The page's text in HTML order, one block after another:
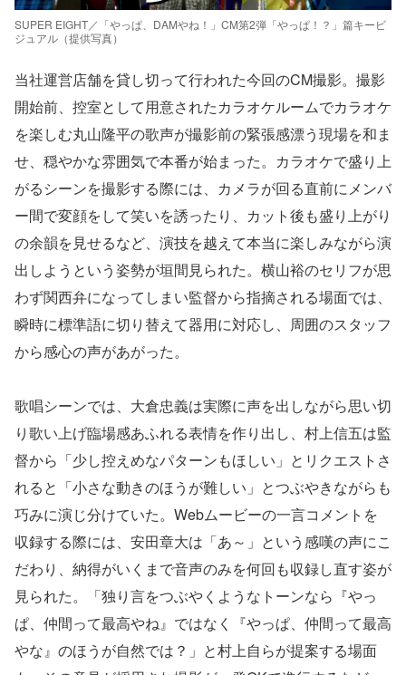
SUPER EIGHT／「やっぱ、DAMやね！」CM第2弾「やっぱ！？」篇キービ
ジュアル（提供写真）
当社運営店舗を貸し切って行われた今回のCM撮影。撮影
開始前、控室として用意されたカラオケルームでカラオケ
を楽しむ丸山隆平の歌声が撮影前の緊張感漂う現場を和ま
せ、穏やかな雰囲気で本番が始まった。カラオケで盛り上
がるシーンを撮影する際には、カメラが回る直前にメンバ
ー間で変顔をして笑いを誘ったり、カット後も盛り上がり
の余韻を見せるなど、演技を越えて本当に楽しみながら演
出しようという姿勢が垣間見られた。横山裕のセリフが思
わず関西弁になってしまい監督から指摘される場面では、
瞬時に標準語に切り替えて器用に対応し、周囲のスタッフ
から感心の声があがった。
歌唱シーンでは、大倉忠義は実際に声を出しながら思い切
り歌い上げ臨場感あふれる表情を作り出し、村上信五は監
督から「少し控えめなパターンもほしい」とリクエストさ
れると「小さな動きのほうが難しい」とつぶやきながらも
巧みに演じ分けていた。Webムービーの一言コメントを
収録する際には、安田章大は「あ～」という感嘆の声にこ
だわり、納得がいくまで音声のみを何回も収録し直す姿が
見られた。「独り言をつぶやくようなトーンなら『やっ
ぱ、仲間って最高やね』ではなく『やっぱ、仲間って最高
やな』のほうが自然では？」と村上自らが提案する場面